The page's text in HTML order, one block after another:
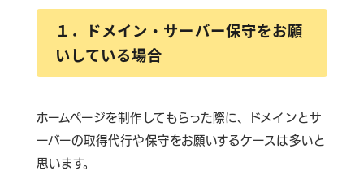
１．ドメイン・サーバー保守をお願
いしている場合
ホームページを制作してもらった際に、ドメインとサ
ーバーの取得代行や保守をお願いするケースは多いと
思います。